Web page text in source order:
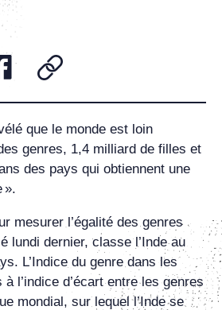
que le monde est loin
genres, 1,4 milliard de filles et
des pays qui obtiennent une
».
mesurer l’égalité des genres
lundi dernier, classe l’Inde au
L’Indice du genre dans les
l’indice d’écart entre les genres
mondial, sur lequel l’Inde se